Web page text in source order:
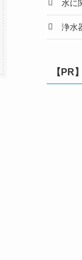
水に
浄水
【PR